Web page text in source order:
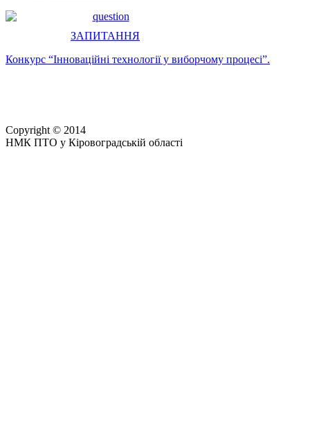
ЗАПИТАННЯ
Конкурс “Інноваційні технології у виборчому процесі”.
Copyright © 2014
НМК ПТО у Кіровоградській області